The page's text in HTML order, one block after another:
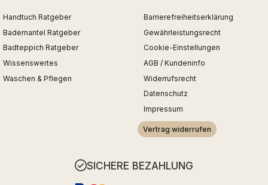
Handtuch Ratgeber
Bademantel Ratgeber
Badteppich Ratgeber
Wissenswertes
Waschen & Pflegen
Barrierefreiheitserklärung
Gewährleistungsrecht
Cookie-Einstellungen
AGB / Kundeninfo
Widerrufsrecht
Datenschutz
Impressum
Vertrag widerrufen
SICHERE BEZAHLUNG